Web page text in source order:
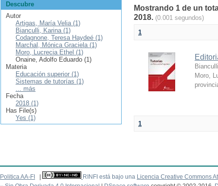
Mostrando 1 de un
2018. (0.001 segundos)
1
Moro,
1
Descubre
Autor
Artigas, María Velia (1)
Bianculli, Karina (1)
Codagnone, Teresa Haydeé (1)
Marchal, Mónica Graciela (1)
Moro, Lucrecia Ethel (1)
Onaine, Adolfo Eduardo (1)
Materia
Educación superior (1)
Sistemas de tutorías (1)
... más
Fecha
2018 (1)
Has File(s)
Yes (1)
Politica AA-FI RINFI está bajo una Licencia Creative Commons